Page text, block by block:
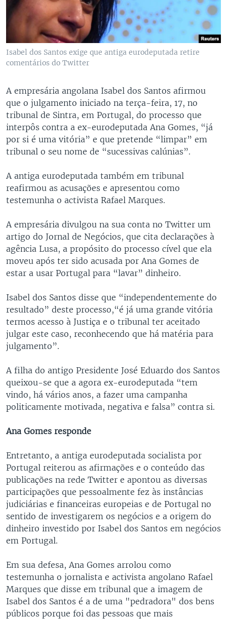
Isabel dos Santos exige que antiga eurodeputada retire
comentários do Twitter
A empresária angolana Isabel dos Santos afirmou
que o julgamento iniciado na terça-feira, 17, no
tribunal de Sintra, em Portugal, do processo que
interpôs contra a ex-eurodeputada Ana Gomes, “já
por si é uma vitória” e que pretende “limpar” em
tribunal o seu nome de “sucessivas calúnias”.
A antiga eurodeputada também em tribunal
reafirmou as acusações e apresentou como
testemunha o activista Rafael Marques.
A empresária divulgou na sua conta no Twitter um
artigo do Jornal de Negócios, que cita declarações à
agência Lusa, a propósito do processo cível que ela
moveu após ter sido acusada por Ana Gomes de
estar a usar Portugal para “lavar” dinheiro.
Isabel dos Santos disse que “independentemente do
resultado” deste processo,“é já uma grande vitória
termos acesso à Justiça e o tribunal ter aceitado
julgar este caso, reconhecendo que há matéria para
julgamento”.
A filha do antigo Presidente José Eduardo dos Santos
queixou-se que a agora ex-eurodeputada “tem
vindo, há vários anos, a fazer uma campanha
politicamente motivada, negativa e falsa” contra si.
Ana Gomes responde
Entretanto, a antiga eurodeputada socialista por
Portugal reiterou as afirmações e o conteúdo das
publicações na rede Twitter e apontou as diversas
participações que pessoalmente fez às instâncias
judiciárias e financeiras europeias e de Portugal no
sentido de investigarem os negócios e a origem do
dinheiro investido por Isabel dos Santos em negócios
em Portugal.
Em sua defesa, Ana Gomes arrolou como
testemunha o jornalista e activista angolano Rafael
Marques que disse em tribunal que a imagem de
Isabel dos Santos é a de uma "pedradora" dos bens
públicos porque foi das pessoas que mais